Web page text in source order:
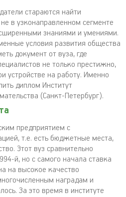
стараются найти
в узконаправленном сегменте
знаниями и умениями.
условия развития общества
документ от вуза, где
не только престижно,
устройстве на работу. Именно
диплом Институт
(Санкт-Петербург).
предприятием с
т.е. есть бюджетные места,
Этот вуз сравнительно
й, но с самого начала ставка
на высокое качество
наградам и
За это время в институте